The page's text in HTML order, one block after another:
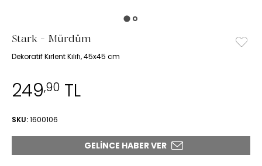
Stark - Mürdüm
Dekoratif Kırlent Kılıfı, 45x45 cm
249,90 TL
SKU:1600106
GELINCE HABER VER